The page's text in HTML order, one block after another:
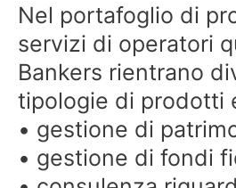
Nel portafoglio di
servizi di operatori
Bankers rientrano
tipologie di prodotti
• gestione di
• gestione di fondi